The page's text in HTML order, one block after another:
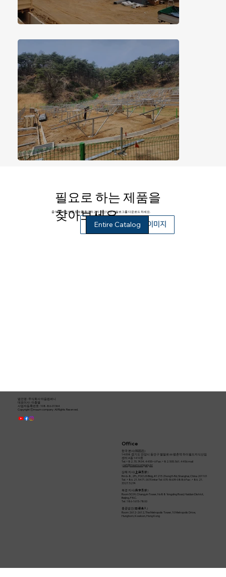
필요로 하는 제품을
찾아보세요.
좀 더 자세한 제품 정보를 확인하고자 하신다면 카탈로그를 다운로드 하세요.
상기 제품 카탈로그 이미지
Entire Catalog
법인명 : ​주식회사 마음컴퍼니
대표이사 : 이충열
사업자등록번호 : 108-86-01364​
Copyright ⓒmaum company All Rights Reserved.
Office
한국 본사(韩国总)
14058 경기도 안양시 동안구 벌말로 66 평촌역 하이필드지식산업
센터 A동 1410호
Tel: +82. 70. 7434. 4455~6 Fax: +82. 505. 561. 4456 mail
:cert@maumcompany.kr
상해 지사(
上海支社 )
Rm b-8, 2FL, FOCUS Bldg, #1215 ZhongYi-Rd, Shanghai, China 201101
Tel : +86. 21. 5471. 0070 inter Tel : 070-8639-0886 Fax : +86. 21.
3327. 5274
북경 지사(北京支社 )
Room 5C09, Changyin Tower, No88 Yongding Road, Haidian District,
Beijing, P.R.C.
Tel : 186-1615-7800
홍콩법인(香港法人 )
​Room 2612-2612, The Metropolis Tower, 10 Metropolis Drive,
Hunghom, Kowloon, Hong Kong